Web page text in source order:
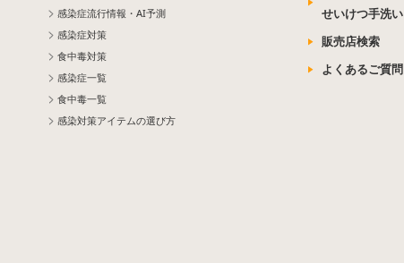
感染症流行情報・AI予測
感染症対策
食中毒対策
感染症一覧
食中毒一覧
感染対策アイテムの選び方
せいけつ手洗い
販売店検索
よくあるご質問